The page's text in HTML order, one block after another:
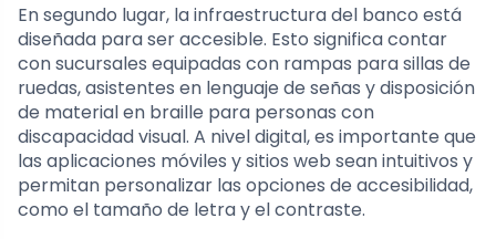
En segundo lugar, la infraestructura del banco está
diseñada para ser accesible. Esto significa contar
con sucursales equipadas con rampas para sillas de
ruedas, asistentes en lenguaje de señas y disposición
de material en braille para personas con
discapacidad visual. A nivel digital, es importante que
las aplicaciones móviles y sitios web sean intuitivos y
permitan personalizar las opciones de accesibilidad,
como el tamaño de letra y el contraste.